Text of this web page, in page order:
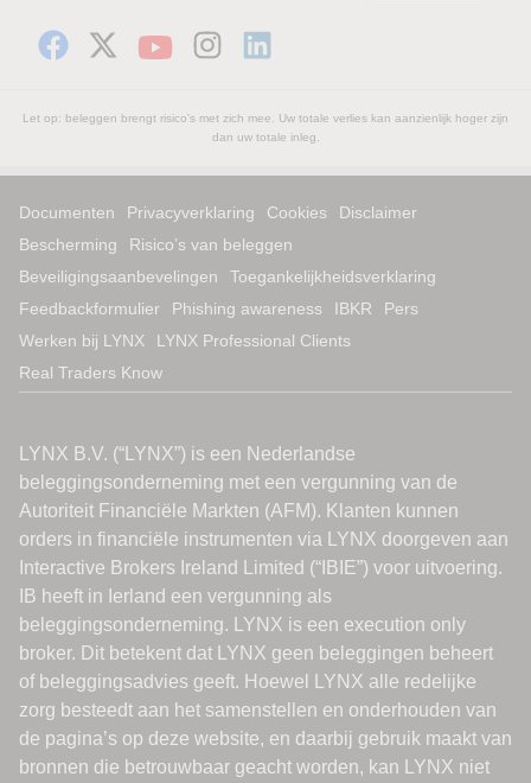
Let op: beleggen brengt risico's met zich mee. Uw totale verlies kan aanzienlijk hoger zijn
dan uw totale inleg.
Documenten Privacyverklaring Cookies
Disclaimer
Bescherming
Risico’s van beleggen
Beveiligingsaanbevelingen
Toegankelijkheidsverklaring
Feedbackformulier
Phishing awareness IBKR
Pers
Werken bij LYNX
LYNX Professional Clients
Real Traders Know